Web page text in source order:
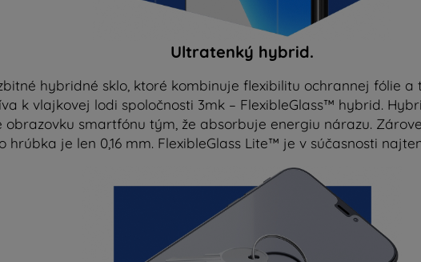
Ultratenký hybrid.
hybridné sklo, ktoré kombinuje flexibilitu ochrannej fólie
k vlajkovej lodi spoločnosti 3mk – FlexibleGlass™ hybrid.
obrazovku smartfónu tým, že absorbuje energiu nárazu.
hrúbka je len 0,16 mm. FlexibleGlass Lite™ je v súčasnosti